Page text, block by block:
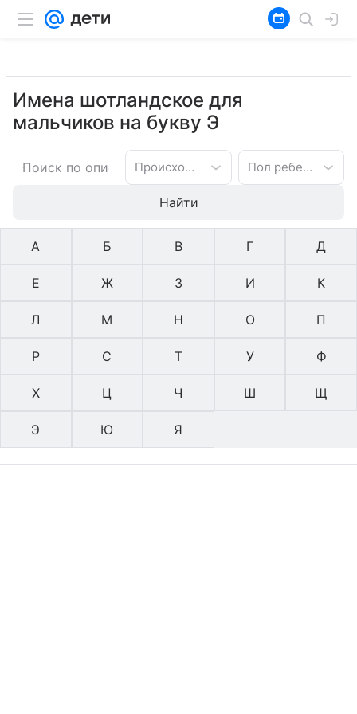
Имена шотландское для
мальчиков на букву Э
Происхождение имени Пол ребенка
Найти
А Б В Г Д
Е Ж З И К
Л М Н О П
Р С Т У Ф
Х Ц Ч Ш Щ
Э Ю Я